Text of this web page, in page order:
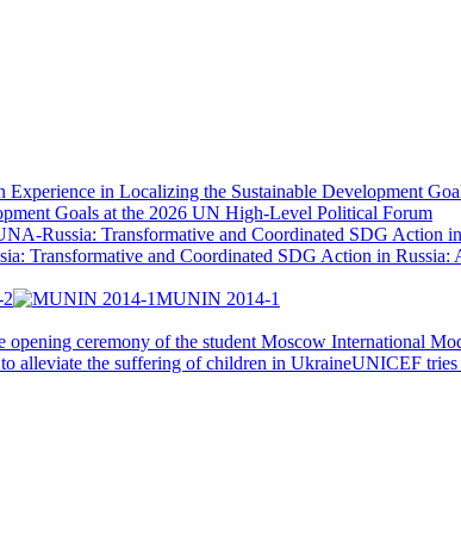
Goals at the 2026 UN High-Level Political Forum
Transformative and Coordinated SDG Action in
MUNIN 2014-1
UNICEF tries